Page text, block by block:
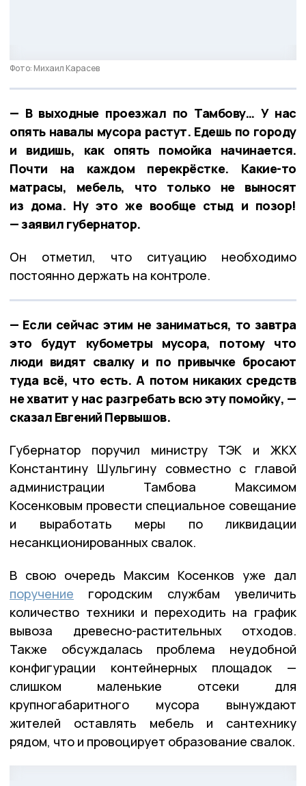
Фото: Михаил Карасев
— В выходные проезжал по Тамбову… У нас
опять навалы мусора растут. Едешь по городу
и видишь, как опять помойка начинается.
Почти на каждом перекрёстке. Какие-то
матрасы, мебель, что только не выносят
из дома. Ну это же вообще стыд и позор!
— заявил губернатор.
Он отметил, что ситуацию необходимо
постоянно держать на контроле.
— Если сейчас этим не заниматься, то завтра
это будут кубометры мусора, потому что
люди видят свалку и по привычке бросают
туда всё, что есть. А потом никаких средств
не хватит у нас разгребать всю эту помойку, —
сказал Евгений Первышов.
Губернатор поручил министру ТЭК и ЖКХ
Константину Шульгину совместно с главой
администрации Тамбова Максимом
Косенковым провести специальное совещание
и выработать меры по ликвидации
несанкционированных свалок.
В свою очередь Максим Косенков уже дал
поручение городским службам увеличить
количество техники и переходить на график
вывоза древесно-растительных отходов.
Также обсуждалась проблема неудобной
конфигурации контейнерных площадок —
слишком маленькие отсеки для
крупногабаритного мусора вынуждают
жителей оставлять мебель и сантехнику
рядом, что и провоцирует образование свалок.